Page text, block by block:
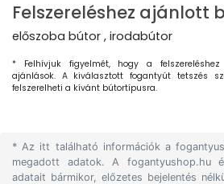
Felszereléshez ajánlott
előszoba bútor , irodabútor
* Felhívjuk figyelmét, hogy a
ajánlások. A kiválasztott fogantyút tetszés
felszerelheti a kívánt bútortípusra.
* Az itt található információk a
megadott adatok. A fogantyushop.hu
adatait bármikor, előzetes bejelentés